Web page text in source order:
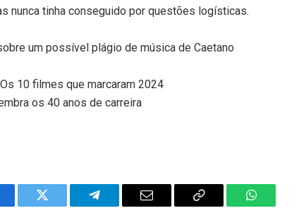
nunca tinha conseguido por questões logísticas.
um possível plágio de música de Caetano
Os 10 filmes que marcaram 2024
os 40 anos de carreira
Twitter Telegram Email
Copy
WhatsApp